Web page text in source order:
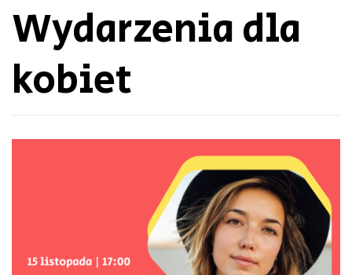
Wydarzenia dla
kobiet